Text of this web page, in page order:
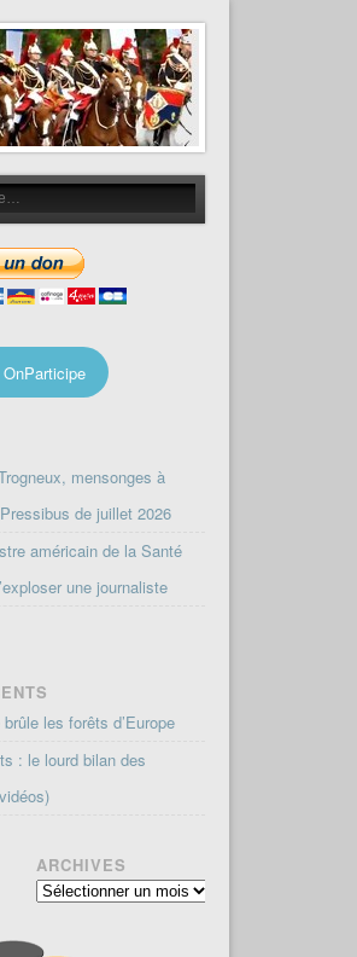
mensonges à
de juillet 2026
américain de la Santé
une journaliste
les forêts d’Europe
: le lourd bilan des
ARCHIVES
Archives